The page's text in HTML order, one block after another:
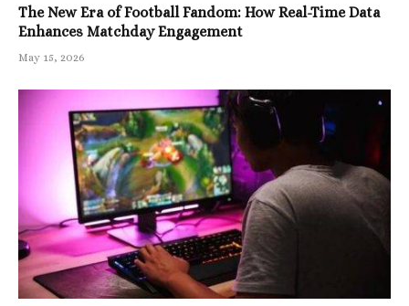
The New Era of Football Fandom: How Real-Time Data
Enhances Matchday Engagement
May 15, 2026